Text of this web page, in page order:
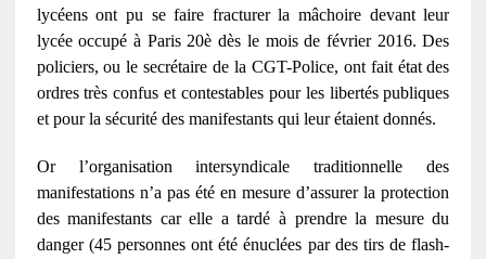
lycéens ont pu se faire fracturer la mâchoire devant leur
lycée occupé à Paris 20è dès le mois de février 2016. Des
policiers, ou le secrétaire de la CGT-Police, ont fait état des
ordres très confus et contestables pour les libertés publiques
et pour la sécurité des manifestants qui leur étaient donnés.
Or l’organisation intersyndicale traditionnelle des
manifestations n’a pas été en mesure d’assurer la protection
des manifestants car elle a tardé à prendre la mesure du
danger (45 personnes ont été énuclées par des tirs de flash-